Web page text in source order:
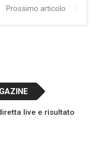
Prossimo articolo
live e risultato